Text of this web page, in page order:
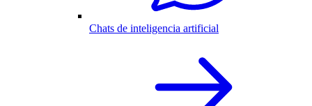
Chats de inteligencia artificial